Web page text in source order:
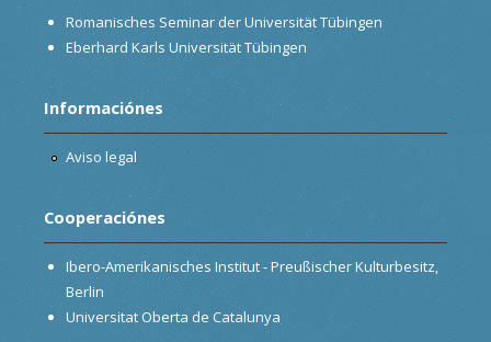
Romanisches Seminar der Universität Tübingen
Eberhard Karls Universität Tübingen
Informaciónes
Aviso legal
Cooperaciónes
Ibero-Amerikanisches Institut - Preußischer Kulturbesitz,
Berlin
Universitat Oberta de Catalunya